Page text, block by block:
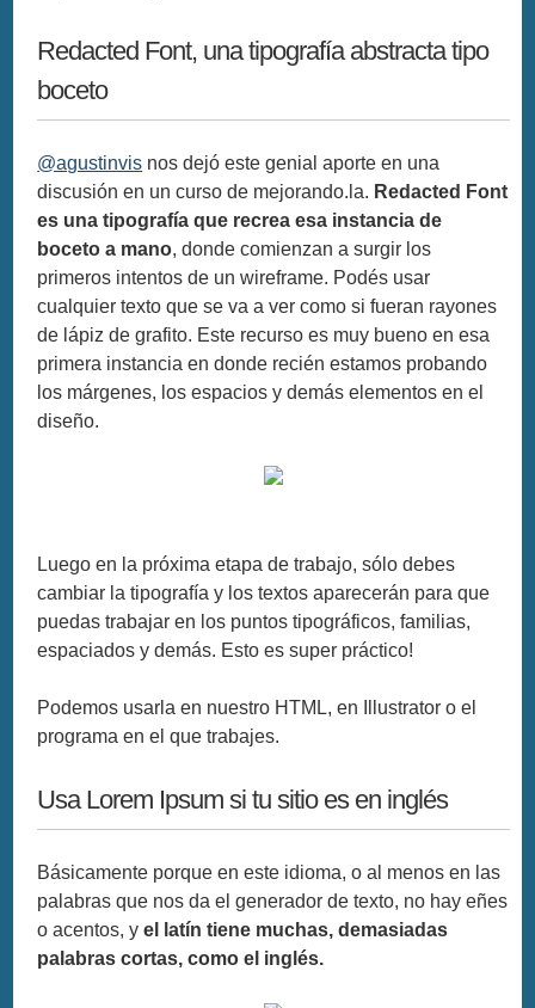
Redacted Font, una tipografía abstracta tipo
boceto
@agustinvis nos dejó este genial aporte en una
discusión en un curso de mejorando.la. Redacted Font
es una tipografía que recrea esa instancia de
boceto a mano, donde comienzan a surgir los
primeros intentos de un wireframe. Podés usar
cualquier texto que se va a ver como si fueran rayones
de lápiz de grafito. Este recurso es muy bueno en esa
primera instancia en donde recién estamos probando
los márgenes, los espacios y demás elementos en el
diseño.
Luego en la próxima etapa de trabajo, sólo debes
cambiar la tipografía y los textos aparecerán para que
puedas trabajar en los puntos tipográficos, familias,
espaciados y demás. Esto es super práctico!
Podemos usarla en nuestro HTML, en Illustrator o el
programa en el que trabajes.
Usa Lorem Ipsum si tu sitio es en inglés
Básicamente porque en este idioma, o al menos en las
palabras que nos da el generador de texto, no hay eñes
o acentos, yel latín tiene muchas, demasiadas
palabras cortas, como el inglés.